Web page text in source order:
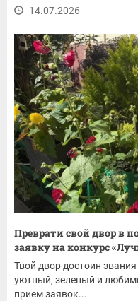
14.07.2026
Преврати свой двор в
заявку на конкурс
Твой двор достоин
уютный, зеленый и
прием заявок...